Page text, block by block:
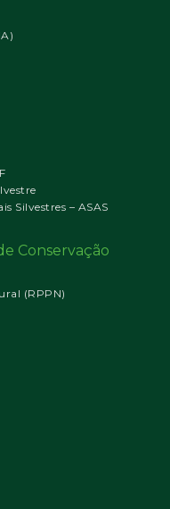
Silvestres – ASAS
Conservação
(RPPN)